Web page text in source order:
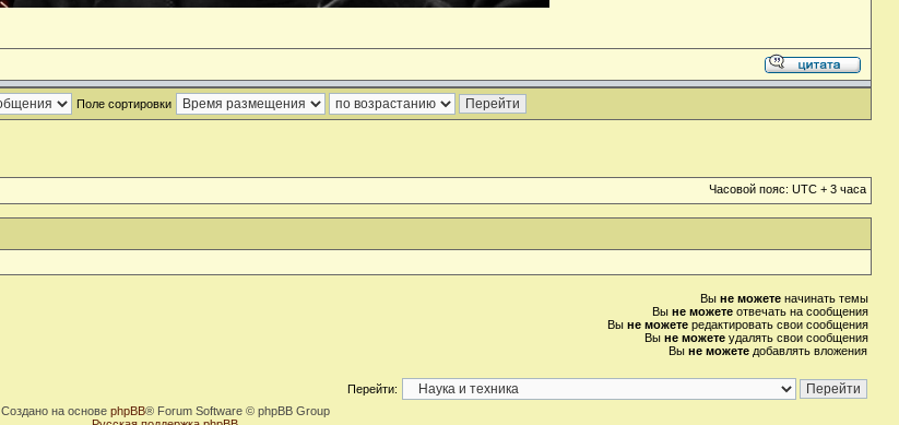
Поле сортировки
Часовой пояс: UTC + 3 часа
Вы не можете начинать темы
Вы не можете отвечать на сообщения
Вы не можете редактировать свои сообщения
Вы не можете удалять свои сообщения
Вы не можете добавлять вложения
Перейти:
Создано на основе phpBB® Forum Software © phpBB Group